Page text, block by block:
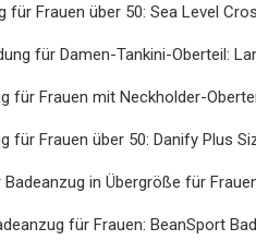
für Frauen über 50: Sea Level
für Damen-Tankini-Oberteil:
für Frauen mit Neckholder-
für Frauen über 50: Danify Plus
in Übergröße für
für Frauen: BeanSport